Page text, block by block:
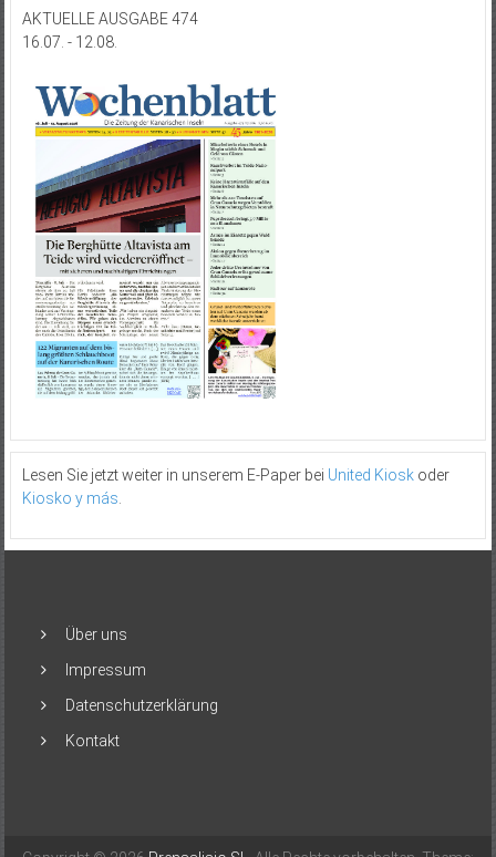
AKTUELLE AUSGABE 474
16.07. - 12.08.
Lesen Sie jetzt weiter in unserem E-Paper bei United Kioskoder
Kiosko y más
Über uns
Impressum
Datenschutzerklärung
Kontakt